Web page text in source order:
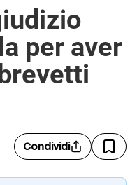
per aver
Condividi